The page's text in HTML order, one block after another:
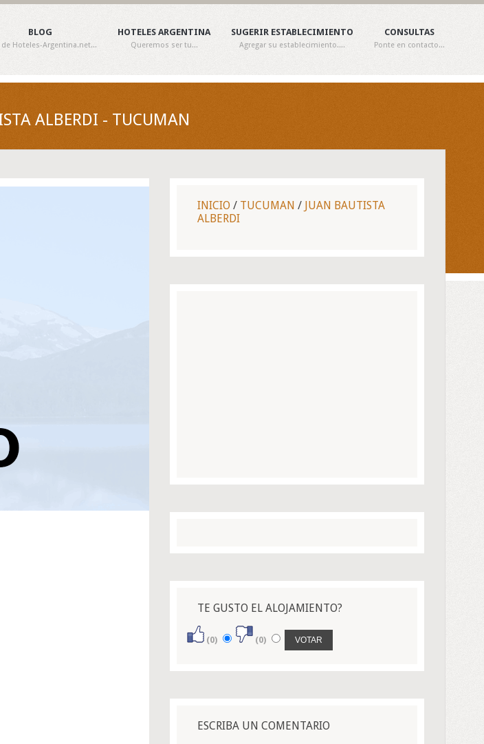
BLOG
de Hoteles-Argentina.net...
HOTELES ARGENTINA
Queremos ser tu...
SUGERIR ESTABLECIMIENTO
Agregar su establecimiento....
CONSULTAS
Ponte en contacto...
ALBERDI - TUCUMAN
INICIO / TUCUMAN / JUAN BAUTISTA
ALBERDI
TE GUSTO EL ALOJAMIENTO?
(0) (0)
ESCRIBA UN COMENTARIO